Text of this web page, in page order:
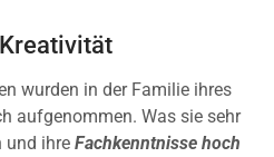
wurden in der Familie ihres
aufgenommen. Was sie sehr
und ihre Fachkenntnisse hoch